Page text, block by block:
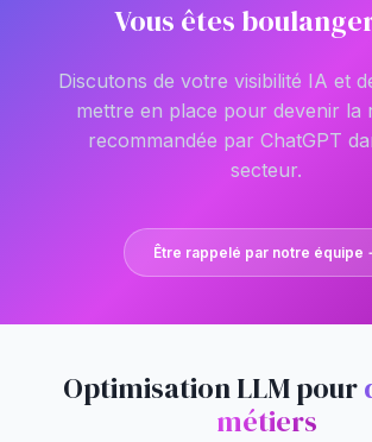
Vous êtes
Discutons de votre visibilité IA et
mettre en place pour devenir la
recommandée par ChatGPT
secteur.
Être rappelé par notre équipe
Optimisation LLM pour
métiers